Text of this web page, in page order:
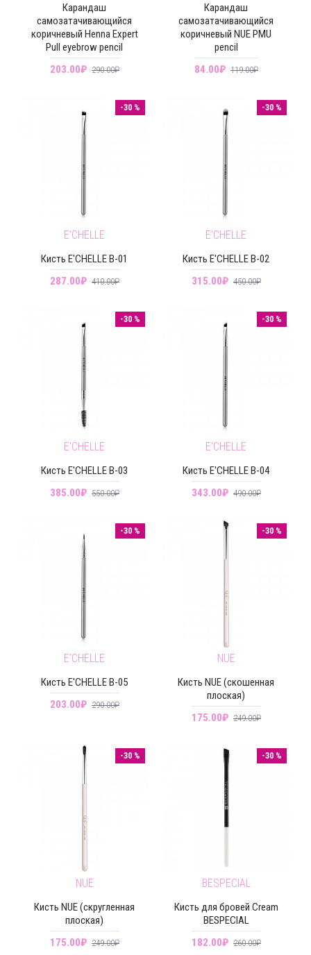
Карандаш
самозатачивающийся
коричневый Henna Expert
Pull eyebrow pencil
203.00₽ 290.00₽
Карандаш
самозатачивающийся
коричневый NUE PMU
pencil
84.00₽ 119.00₽
-30 %
E'CHELLE
Кисть E'CHELLE B-01
287.00₽ 410.00₽
-30 %
E'CHELLE
Кисть E'CHELLE В-02
315.00₽ 450.00₽
-30 %
E'CHELLE
Кисть E'CHELLE В-03
385.00₽ 550.00₽
-30 %
E'CHELLE
Кисть E'CHELLE В-04
343.00₽ 490.00₽
-30 %
E'CHELLE
Кисть E'CHELLE В-05
203.00₽ 290.00₽
-30 %
NUE
Кисть NUE (скошенная
плоская)
175.00₽ 249.00₽
-30 %
NUE
Кисть NUE (скругленная
плоская)
175.00₽ 249.00₽
-30 %
BESPECIAL
Кисть для бровей Cream
BESPECIAL
182.00₽ 260.00₽